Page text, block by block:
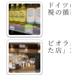
ドイ
視の
ビオ
た店